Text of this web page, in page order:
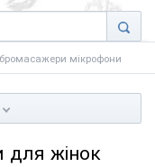
мікрофони
для жінок